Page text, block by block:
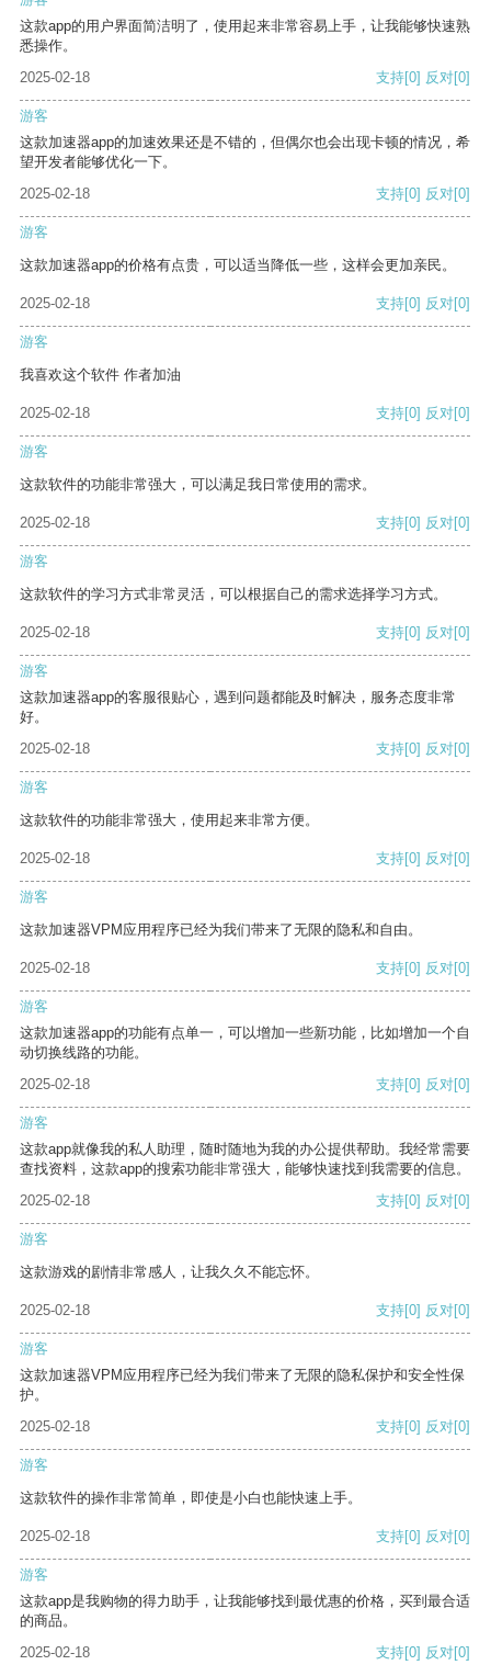
这款app的用户界面简洁明了，使用起来非常容易上手，让我能够快速熟
悉操作。
2025-02-18
支持[0] 反对[0]
游客
这款加速器app的加速效果还是不错的，但偶尔也会出现卡顿的情况，希
望开发者能够优化一下。
2025-02-18
支持[0] 反对[0]
游客
这款加速器app的价格有点贵，可以适当降低一些，这样会更加亲民。
2025-02-18 支持[0] 反对[0]
游客
我喜欢这个软件 作者加油
2025-02-18 支持[0] 反对[0]
游客
这款软件的功能非常强大，可以满足我日常使用的需求。
2025-02-18 支持[0] 反对[0]
游客
这款软件的学习方式非常灵活，可以根据自己的需求选择学习方式。
2025-02-18 支持[0] 反对[0]
游客
这款加速器app的客服很贴心，遇到问题都能及时解决，服务态度非常
好。
2025-02-18
支持[0] 反对[0]
游客
这款软件的功能非常强大，使用起来非常方便。
2025-02-18 支持[0] 反对[0]
游客
这款加速器VPM应用程序已经为我们带来了无限的隐私和自由。
2025-02-18 支持[0] 反对[0]
游客
这款加速器app的功能有点单一，可以增加一些新功能，比如增加一个自
动切换线路的功能。
2025-02-18
支持[0] 反对[0]
游客
这款app就像我的私人助理，随时随地为我的办公提供帮助。我经常需要
查找资料，这款app的搜索功能非常强大，能够快速找到我需要的信息。
2025-02-18
支持[0] 反对[0]
游客
这款游戏的剧情非常感人，让我久久不能忘怀。
2025-02-18 支持[0] 反对[0]
游客
这款加速器VPM应用程序已经为我们带来了无限的隐私保护和安全性保
护。
2025-02-18
支持[0] 反对[0]
游客
这款软件的操作非常简单，即使是小白也能快速上手。
2025-02-18 支持[0] 反对[0]
游客
这款app是我购物的得力助手，让我能够找到最优惠的价格，买到最合适
的商品。
2025-02-18
支持[0] 反对[0]